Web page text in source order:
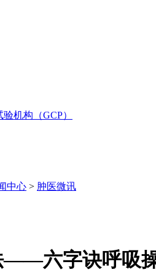
机构（GCP）
中心 > 肿医微讯
——六字诀呼吸